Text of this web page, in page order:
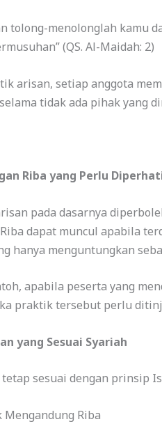
tolong-menolonglah kamu
(QS. Al-Maidah: 2)
arisan, setiap anggota
tidak ada pihak yang
Riba yang Perlu
pada dasarnya
dapat muncul apabila
hanya menguntungkan
apabila peserta yang
praktik tersebut perlu
yang Sesuai Syariah
sesuai dengan prinsip
Mengandung Riba